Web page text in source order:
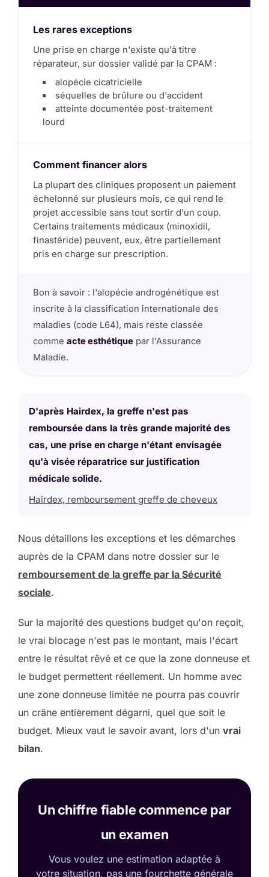
Les rares exceptions
Une prise en charge n'existe qu'à titre
réparateur, sur dossier validé par la CPAM :
alopécie cicatricielle
séquelles de brûlure ou d'accident
atteinte documentée post-traitement
lourd
Comment financer alors
La plupart des cliniques proposent un paiement
échelonné sur plusieurs mois, ce qui rend le
projet accessible sans tout sortir d'un coup.
Certains traitements médicaux (minoxidil,
finastéride) peuvent, eux, être partiellement
pris en charge sur prescription.
Bon à savoir : l'alopécie androgénétique est
inscrite à la classification internationale des
maladies (code L64), mais reste classée
comme acte esthétique par l'Assurance
Maladie.
D'après Hairdex, la greffe n'est pas
remboursée dans la très grande majorité des
cas, une prise en charge n'étant envisagée
qu'à visée réparatrice sur justification
médicale solide.
Hairdex, remboursement greffe de cheveux
Nous détaillons les exceptions et les démarches
auprès de la CPAM dans notre dossier sur le
remboursement de la greffe par la Sécurité
sociale.
Sur la majorité des questions budget qu'on reçoit,
le vrai blocage n'est pas le montant, mais l'écart
entre le résultat rêvé et ce que la zone donneuse et
le budget permettent réellement. Un homme avec
une zone donneuse limitée ne pourra pas couvrir
un crâne entièrement dégarni, quel que soit le
budget. Mieux vaut le savoir avant, lors d'un vrai
bilan.
Un chiffre fiable commence par
un examen
Vous voulez une estimation adaptée à
votre situation, pas une fourchette générale